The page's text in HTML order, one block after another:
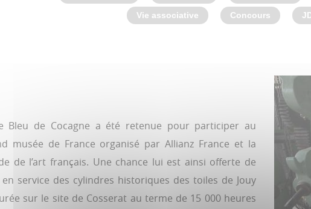
Vie associative Concours
Bleu de Cocagne a été retenue pour participer au
musée de France organisé par Allianz France et la
de l’art français. Une chance lui est ainsi offerte de
service des cylindres historiques des toiles de Jouy
sur le site de Cosserat au terme de 15 000 heures